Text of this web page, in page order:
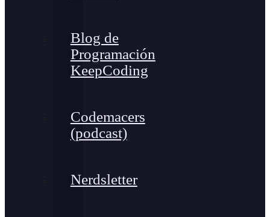
Blog de
Programación
KeepCoding
Codemacers
(podcast)
Nerdsletter